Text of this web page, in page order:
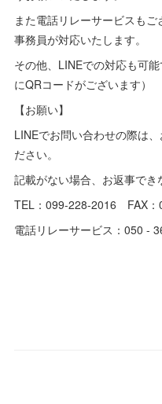
また電話リレーサービスも
事務員が対応いたします。
その他、LINEでの対応も可
にQRコードがございます）
【お願い】
LINEでお問い合わせの際は
ださい。
記載がない場合、お返事でき
TEL：099-228-2016 FAX：
電話リレーサービス：050 -